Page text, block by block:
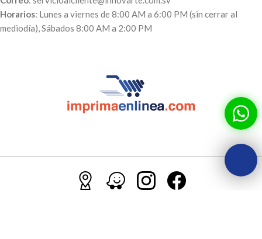
Horarios: Lunes a viernes de 8:00 AM a 6:00 PM (sin cerrar al
mediodía), Sábados 8:00 AM a 2:00 PM